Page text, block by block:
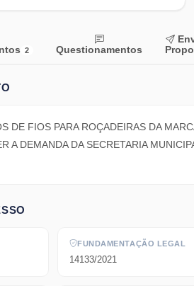
2 Questionamentos
DE FIOS PARA ROÇADEIRAS DA
A DEMANDA DA SECRETARIA
FUNDAMENTAÇÃO LEGAL
14133/2021